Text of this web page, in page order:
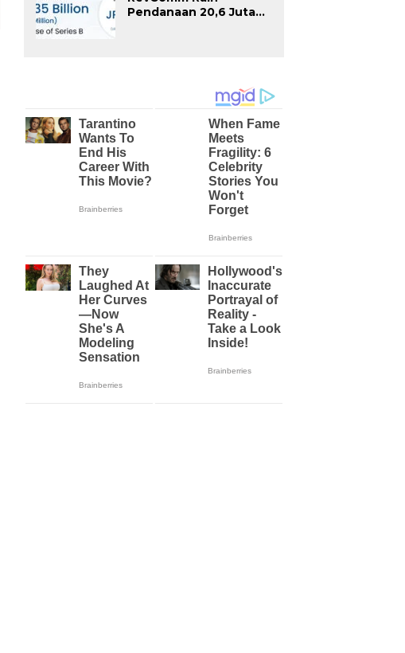
Pendanaan 20,6 Juta